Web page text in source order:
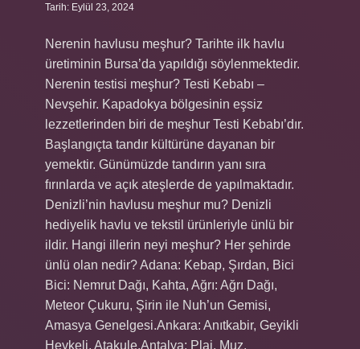
Tarih: Eylül 23, 2024
Nerenin havlusu meşhur? Tarihte ilk havlu
üretiminin Bursa’da yapıldığı söylenmektedir.
Nerenin testisi meşhur? Testi Kebabı –
Nevşehir. Kapadokya bölgesinin eşsiz
lezzetlerinden biri de meşhur Testi Kebabı’dır.
Başlangıçta tandır kültürüne dayanan bir
yemektir. Günümüzde tandırın yanı sıra
fırınlarda ve açık ateşlerde de yapılmaktadır.
Denizli’nin havlusu meşhur mu? Denizli
hediyelik havlu ve tekstil ürünleriyle ünlü bir
ildir. Hangi illerin neyi meşhur? Her şehirde
ünlü olan nedir? Adana: Kebap, Şırdan, Bici
Bici: Nemrut Dağı, Kahta, Ağrı: Ağrı Dağı,
Meteor Çukuru, Şirin ile Nuh’un Gemisi,
Amasya Genelgesi.Ankara: Anıtkabir, Geyikli
Heykeli, Atakule.Antalya: Plaj, Muz,